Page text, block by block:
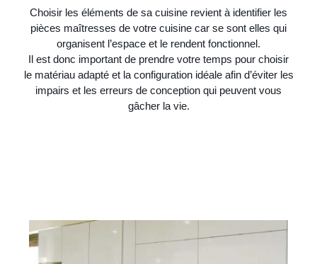
Choisir les éléments de sa cuisine revient à identifier les
pièces maîtresses de votre cuisine car se sont elles qui
organisent l’espace et le rendent fonctionnel.
Il est donc important de prendre votre temps pour choisir
le matériau adapté et la configuration idéale afin d’éviter les
impairs et les erreurs de conception qui peuvent vous
gâcher la vie.